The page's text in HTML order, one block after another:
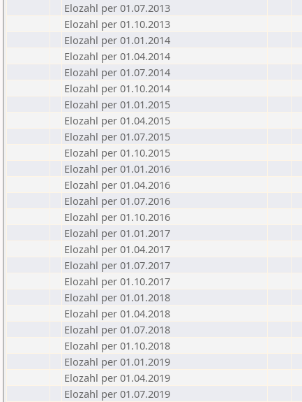
Elozahl per 01.07.2013
Elozahl per 01.10.2013
Elozahl per 01.01.2014
Elozahl per 01.04.2014
Elozahl per 01.07.2014
Elozahl per 01.10.2014
Elozahl per 01.01.2015
Elozahl per 01.04.2015
Elozahl per 01.07.2015
Elozahl per 01.10.2015
Elozahl per 01.01.2016
Elozahl per 01.04.2016
Elozahl per 01.07.2016
Elozahl per 01.10.2016
Elozahl per 01.01.2017
Elozahl per 01.04.2017
Elozahl per 01.07.2017
Elozahl per 01.10.2017
Elozahl per 01.01.2018
Elozahl per 01.04.2018
Elozahl per 01.07.2018
Elozahl per 01.10.2018
Elozahl per 01.01.2019
Elozahl per 01.04.2019
Elozahl per 01.07.2019